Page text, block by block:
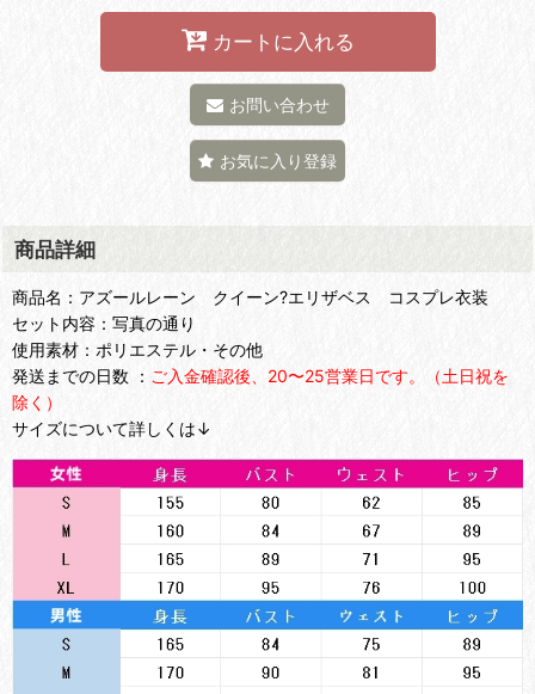
カートに入れる
お問い合わせ
お気に入り登録
商品詳細
商品名：アズールレーン クイーン?エリザベス コスプレ衣装
セット内容：写真の通り
使用素材：ポリエステル・その他
発送までの日数 ： ご入金確認後、20〜25営業日です。（土日祝を
除く）
サイズについて詳しくは↓